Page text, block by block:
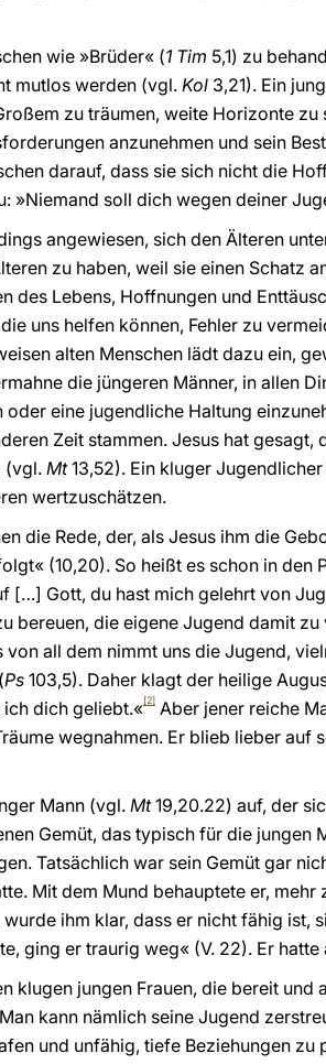
wie »Brüder« (1 Tim 5,1) zu
mutlos werden (vgl. Kol 3,21). Ein
zu träumen, weite Horizonte zu
anzunehmen und sein
darauf, dass sie sich nicht die
»Niemand soll dich wegen deiner
angewiesen, sich den Älteren
zu haben, weil sie einen Schatz
des Lebens, Hoffnungen und
uns helfen können, Fehler zu
alten Menschen lädt dazu ein,
die jüngeren Männer, in allen
eine jugendliche Haltung
Zeit stammen. Jesus hat gesagt,
(vgl. Mt13,52). Ein kluger
wertzuschätzen.
die Rede, der, als Jesus ihm die
(10,20). So heißt es schon in den
[…] Gott, du hast mich gelehrt von
bereuen, die eigene Jugend damit
all dem nimmt uns die Jugend,
Ps 103,5). Daher klagt der heilige
ich dich geliebt.«[2] Aber jener reiche
wegnahmen. Er blieb lieber auf
Mann (vgl. Mt19,20.22) auf, der
Gemüt, das typisch für die jungen
Tatsächlich war sein Gemüt gar
Mit dem Mund behauptete er,
ihm klar, dass er nicht fähig ist,
ging er traurig weg« (V. 22). Er
klugen jungen Frauen, die bereit
kann nämlich seine Jugend
und unfähig, tiefe Beziehungen zu